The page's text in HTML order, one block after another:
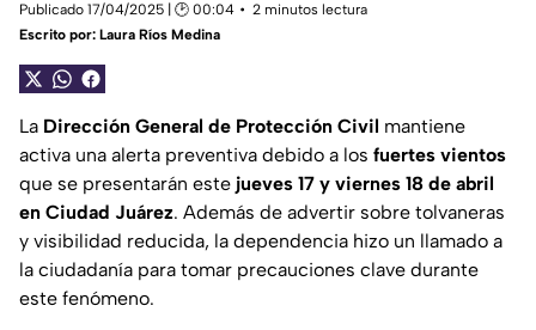
Publicado 17/04/2025 | 🕑 00:04
2 minutos lectura
Escrito por: Laura Ríos Medina
La Dirección General de Protección Civil mantiene
activa una alerta preventiva debido a los fuertes vientos
que se presentarán este jueves 17 y viernes 18 de abril
en Ciudad Juárez. Además de advertir sobre tolvaneras
y visibilidad reducida, la dependencia hizo un llamado a
la ciudadanía para tomar precauciones clave durante
este fenómeno.